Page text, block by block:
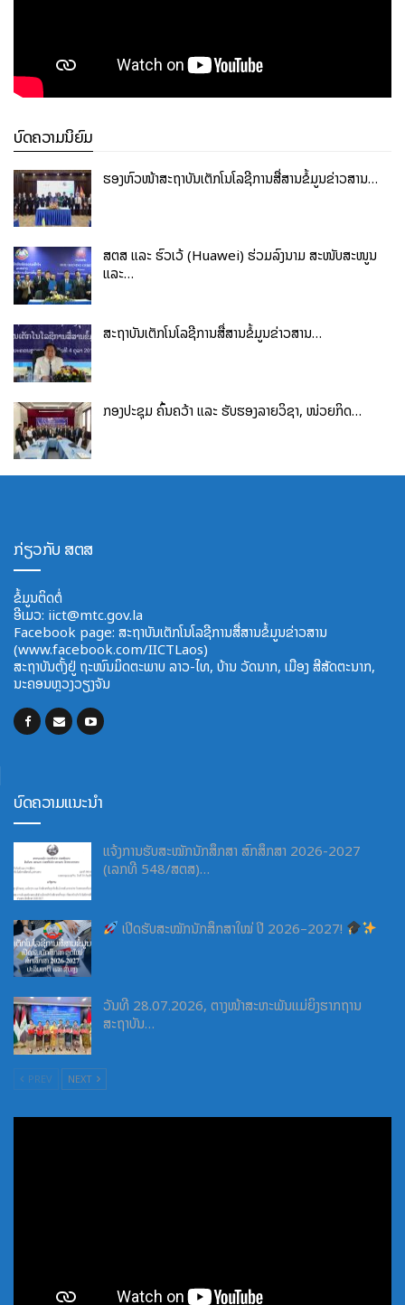
ບົດຄວາມນິຍົມ
ຮອງຫົວໜ້າສະຖາບັນເຕັກໂນໂລຊີການສື່ສານຂໍ້ມູນຂ່າວສານ…
ສຕສ ແລະ ຮົວເວ້ (Huawei) ຮ່ວມລົງນາມ ສະໜັບສະໜູນ
ແລະ…
ສະຖາບັນເຕັກໂນໂລຊີການສື່ສານຂໍ້ມູນຂ່າວສານ…
ກອງປະຊຸມ ຄົ້ນຄວ້າ ແລະ ຮັບຮອງລາຍວິຊາ, ໜ່ວຍກິດ…
ກ່ຽວກັບ ສຕສ
ຂໍ້ມູນຕິດຕໍ່
ອີ​ເມວ: iict@mtc.gov.la
Facebook page: ສະຖາບັນເຕັກໂນໂລຊີການສື່ສານຂໍ້ມູນຂ່າວສານ
(www.facebook.com/IICTLaos)
ສະ​ຖາ​ບັນ​ຕັ້ງຢູ່ ຖະໜົນມິດຕະພາບ​ ລາວ​-ໄທ, ບ້ານ ວັດ​ນາກ, ​ເມືອງ ສີ​ສັດຕະ​ນາກ,
ນະຄອນຫຼວງວຽງຈັນ
ບົດຄວາມແນະນຳ
ແຈ້ງການຮັບສະໝັກນັກສຶກສາ ສົກສຶກສາ 2026-2027
(ເລກທີ 548/ສຕສ)…
ເປີດຮັບສະໝັກນັກສຶກສາໃໝ່ ປີ 2026–2027!
ວັນທີ 28.07.2026, ຕາງໜ້າສະຫະພັນແມ່ຍິງຮາກຖານ
ສະຖາບັນ…
PREV NEXT